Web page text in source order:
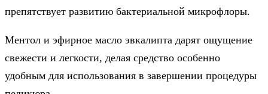
препятствует развитию бактериальной микрофлоры.
Ментол и эфирное масло эвкалипта дарят ощущение
свежести и легкости, делая средство особенно
удобным для использования в завершении процедуры